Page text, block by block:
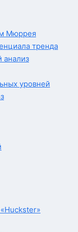
Мюррея
тренда
анализ
уровней